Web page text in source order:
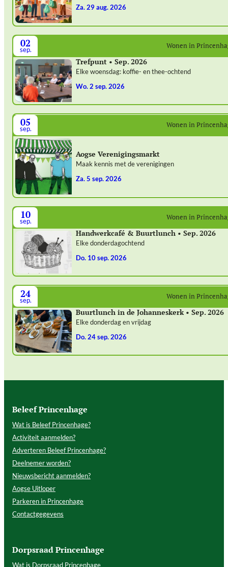
za. 29 aug. 2026
02
sep. Wonen in
Trefpunt • Sep. 2026
Elke woensdag: koffie- en thee-ochtend
wo. 2 sep. 2026
05
sep. Wonen in
Aogse Verenigingsmarkt
Maak kennis met de verenigingen
za. 5 sep. 2026
10
sep. Wonen in
Handwerkcafé & Buurtlunch • Sep. 2026
Elke donderdagochtend
do. 10 sep. 2026
24
sep. Wonen in
Buurtlunch in de Johanneskerk • Sep. 2026
Elke donderdag en vrijdag
do. 24 sep. 2026
Beleef Princenhage
Wat is Beleef Princenhage?
Activiteit aanmelden?
Adverteren Beleef Princenhage?
Deelnemer worden?
Nieuwsbericht aanmelden?
Aogse Uitloper
Parkeren in Princenhage
Contactgegevens
Dorpsraad Princenhage
Wat is Dorpsraad Princenhage